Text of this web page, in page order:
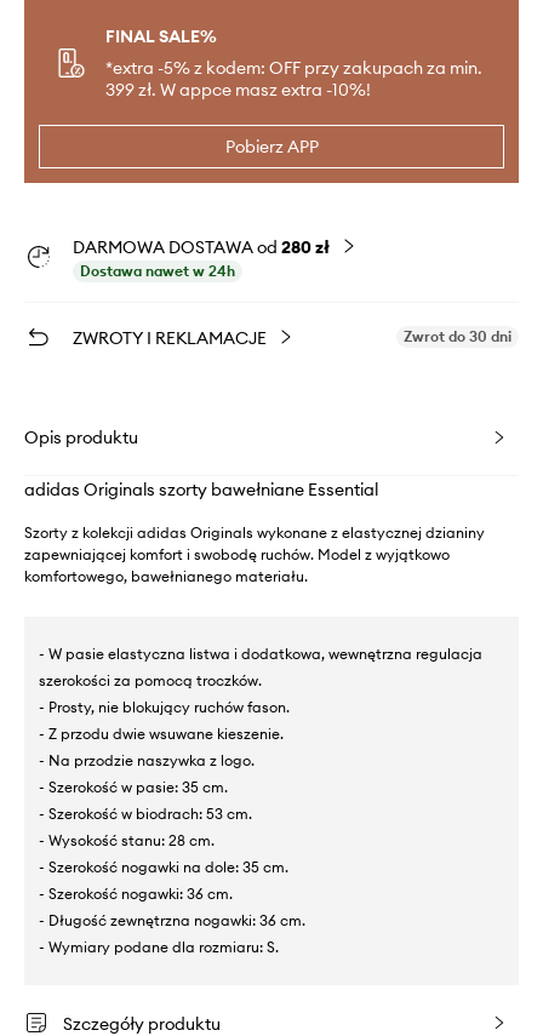
FINAL SALE%
*extra -5% z kodem: OFF przy zakupach za min.
399 zł. W appce masz extra -10%!
Pobierz APP
DARMOWA DOSTAWA od 280 zł
Dostawa nawet w 24h
ZWROTY I REKLAMACJE Zwrot do 30 dni
Opis produktu
adidas Originals szorty bawełniane Essential
Szorty z kolekcji adidas Originals wykonane z elastycznej dzianiny
zapewniającej komfort i swobodę ruchów. Model z wyjątkowo
komfortowego, bawełnianego materiału.
- W pasie elastyczna listwa i dodatkowa, wewnętrzna regulacja
szerokości za pomocą troczków.
- Prosty, nie blokujący ruchów fason.
- Z przodu dwie wsuwane kieszenie.
- Na przodzie naszywka z logo.
- Szerokość w pasie: 35 cm.
- Szerokość w biodrach: 53 cm.
- Wysokość stanu: 28 cm.
- Szerokość nogawki na dole: 35 cm.
- Szerokość nogawki: 36 cm.
- Długość zewnętrzna nogawki: 36 cm.
- Wymiary podane dla rozmiaru: S.
Szczegóły produktu